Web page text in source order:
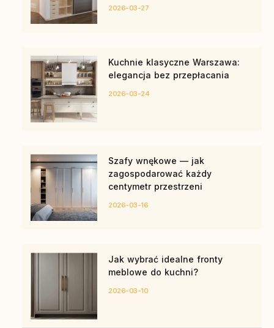
2026-03-27
Kuchnie klasyczne Warszawa:
elegancja bez przepłacania
2026-03-24
Szafy wnękowe — jak
zagospodarować każdy
centymetr przestrzeni
2026-03-16
Jak wybrać idealne fronty
meblowe do kuchni?
2026-03-10